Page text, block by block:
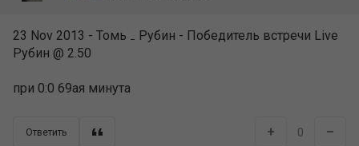
23 Nov 2013 - Томь ₋ Рубин - Победитель встречи Live
Рубин @ 2.50
при 0:0 69ая минута
Ответить + 0 –